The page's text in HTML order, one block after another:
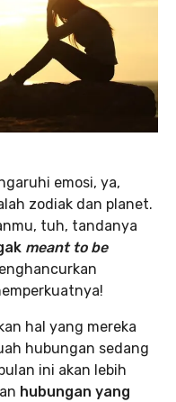
emosi, ya,
zodiak dan planet.
tuh, tandanya
meant to be
hal yang mereka
hubungan sedang
ini akan lebih
hubungan yang